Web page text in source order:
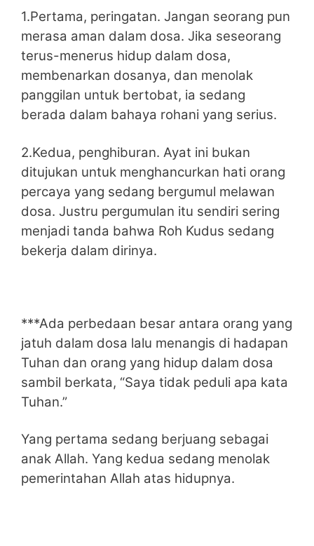
1.Pertama, peringatan. Jangan seorang pun
merasa aman dalam dosa. Jika seseorang
terus-menerus hidup dalam dosa,
membenarkan dosanya, dan menolak
panggilan untuk bertobat, ia sedang
berada dalam bahaya rohani yang serius.
2.Kedua, penghiburan. Ayat ini bukan
ditujukan untuk menghancurkan hati orang
percaya yang sedang bergumul melawan
dosa. Justru pergumulan itu sendiri sering
menjadi tanda bahwa Roh Kudus sedang
bekerja dalam dirinya.
***Ada perbedaan besar antara orang yang
jatuh dalam dosa lalu menangis di hadapan
Tuhan dan orang yang hidup dalam dosa
sambil berkata, “Saya tidak peduli apa kata
Tuhan.”
Yang pertama sedang berjuang sebagai
anak Allah. Yang kedua sedang menolak
pemerintahan Allah atas hidupnya.